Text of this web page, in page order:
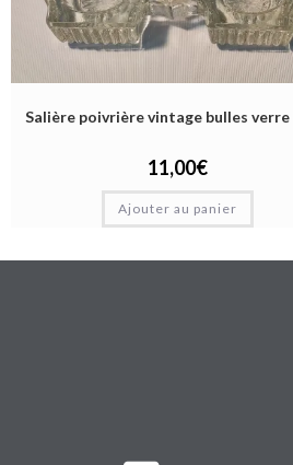
Salière poivrière vintage bulles
11,00€
Ajouter au panier